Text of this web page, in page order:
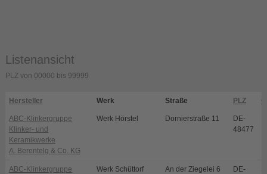
Listenansicht
PLZ von 00000 bis 99999
Hersteller Werk Straße PLZ
ABC-Klinkergruppe
Klinker- und
Keramikwerke
A. Berentelg & Co. KG
Werk Hörstel Dornierstraße 11
DE-
48477
ABC-Klinkergruppe
Werk Schüttorf An der Ziegelei 6
DE-